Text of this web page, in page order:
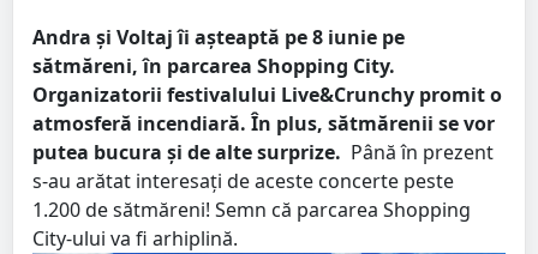
Andra și Voltaj îi așteaptă pe 8 iunie pe
sătmăreni, în parcarea Shopping City.
Organizatorii festivalului Live&Crunchy promit o
atmosferă incendiară. În plus, sătmărenii se vor
putea bucura și de alte surprize. Până în prezent
s-au arătat interesați de aceste concerte peste
1.200 de sătmăreni! Semn că parcarea Shopping
City-ului va fi arhiplină.